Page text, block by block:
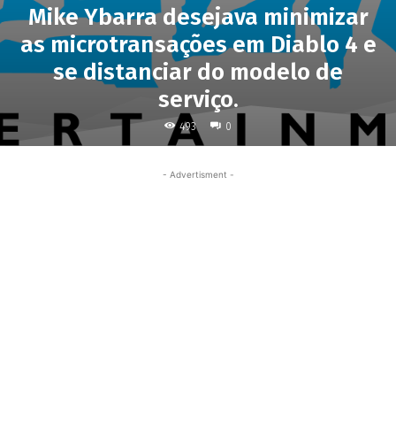
Mike Ybarra desejava minimizar
as microtransações em Diablo 4 e
se distanciar do modelo de
serviço.
493 0
- Advertisment -